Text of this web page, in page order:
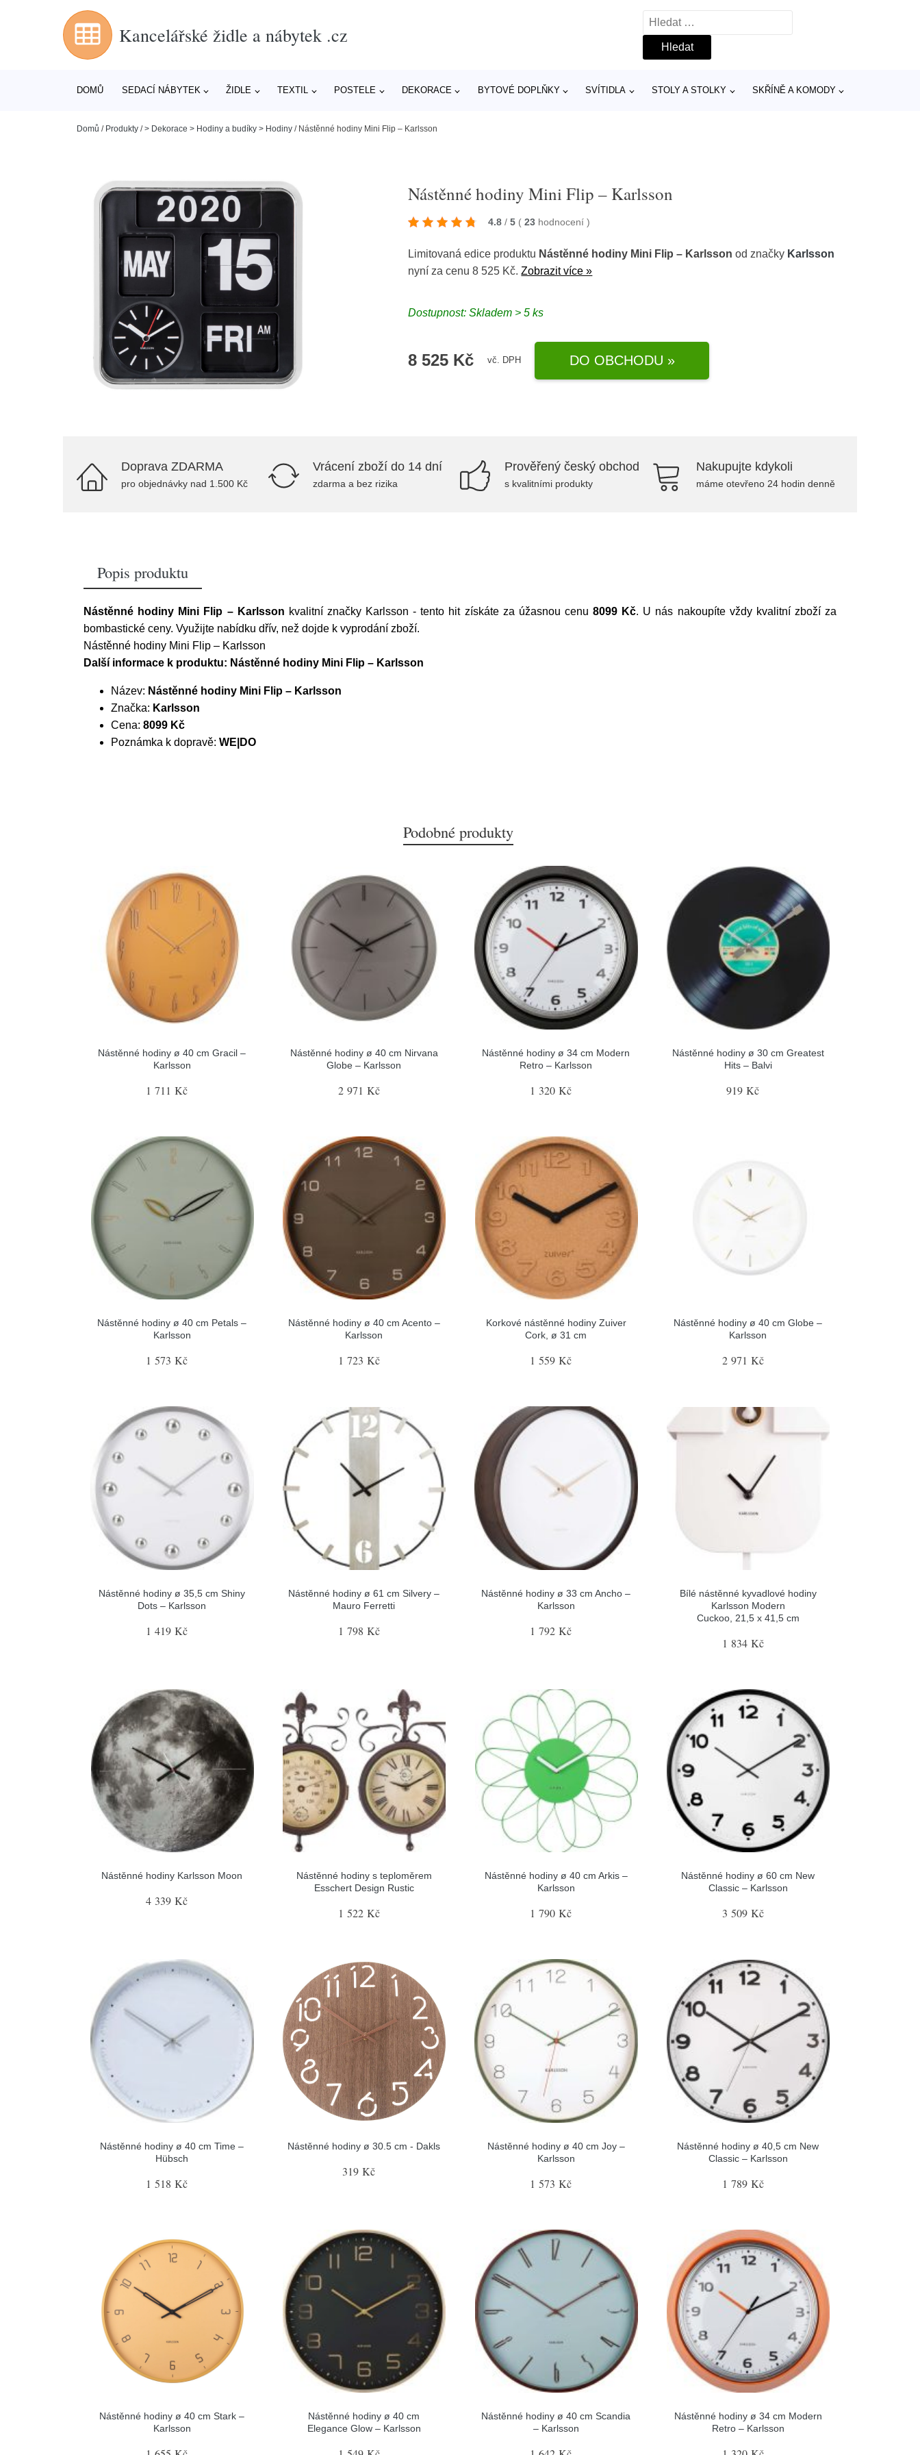
Kancelářské židle a nábytek .cz
Vyhledávání
DOMŮ SEDACÍ NÁBYTEK ŽIDLE TEXTIL POSTELE DEKORACE BYTOVÉ DOPLŇKY SVÍTIDLA STOLY A STOLKY SKŘÍNĚ A KOMODY
Domů / Produkty /> Dekorace > Hodiny a budíky > Hodiny / Nástěnné hodiny Mini Flip – Karlsson
Nástěnné hodiny Mini Flip – Karlsson
4.8 / 5 ( 23 hodnocení)
Limitovaná edice produktu Nástěnné hodiny Mini Flip – Karlsson od značky Karlsson
nyní za cenu 8 525 Kč.Zobrazit více »
Dostupnost: Skladem > 5 ks
8 525 Kč vč. DPH DO OBCHODU »
Doprava ZDARMA
pro objednávky nad 1.500 Kč
Vrácení zboží do 14 dní
zdarma a bez rizika
Prověřený český obchod
s kvalitními produkty
Nakupujte kdykoli
máme otevřeno 24 hodin denně
Popis produktu
Nástěnné hodiny Mini Flip – Karlsson kvalitní značky Karlsson - tento hit získáte za úžasnou cenu 8099 Kč. U nás nakoupíte vždy kvalitní zboží za
bombastické ceny. Využijte nabídku dřív, než dojde k vyprodání zboží.
Nástěnné hodiny Mini Flip – Karlsson
Další informace k produktu: Nástěnné hodiny Mini Flip – Karlsson
Název: Nástěnné hodiny Mini Flip – Karlsson
Značka: Karlsson
Cena: 8099 Kč
Poznámka k dopravě: WE|DO
Podobné produkty
Nástěnné hodiny ø 40 cm Gracil –
Karlsson
1 711 Kč
Nástěnné hodiny ø 40 cm Nirvana
Globe – Karlsson
2 971 Kč
Nástěnné hodiny ø 34 cm Modern
Retro – Karlsson
1 320 Kč
Nástěnné hodiny ø 30 cm Greatest
Hits – Balvi
919 Kč
Nástěnné hodiny ø 40 cm Petals –
Karlsson
1 573 Kč
Nástěnné hodiny ø 40 cm Acento –
Karlsson
1 723 Kč
Korkové nástěnné hodiny Zuiver
Cork, ø 31 cm
1 559 Kč
Nástěnné hodiny ø 40 cm Globe –
Karlsson
2 971 Kč
Nástěnné hodiny ø 35,5 cm Shiny
Dots – Karlsson
1 419 Kč
Nástěnné hodiny ø 61 cm Silvery –
Mauro Ferretti
1 798 Kč
Nástěnné hodiny ø 33 cm Ancho –
Karlsson
1 792 Kč
Bílé nástěnné kyvadlové hodiny
Karlsson Modern
Cuckoo, 21,5 x 41,5 cm
1 834 Kč
Nástěnné hodiny Karlsson Moon
4 339 Kč
Nástěnné hodiny s teploměrem
Esschert Design Rustic
1 522 Kč
Nástěnné hodiny ø 40 cm Arkis –
Karlsson
1 790 Kč
Nástěnné hodiny ø 60 cm New
Classic – Karlsson
3 509 Kč
Nástěnné hodiny ø 40 cm Time –
Hübsch
1 518 Kč
Nástěnné hodiny ø 30.5 cm - Dakls
319 Kč
Nástěnné hodiny ø 40 cm Joy –
Karlsson
1 573 Kč
Nástěnné hodiny ø 40,5 cm New
Classic – Karlsson
1 789 Kč
Nástěnné hodiny ø 40 cm Stark –
Karlsson
Nástěnné hodiny ø 40 cm
Elegance Glow – Karlsson
Nástěnné hodiny ø 40 cm Scandia
– Karlsson
Nástěnné hodiny ø 34 cm Modern
Retro – Karlsson